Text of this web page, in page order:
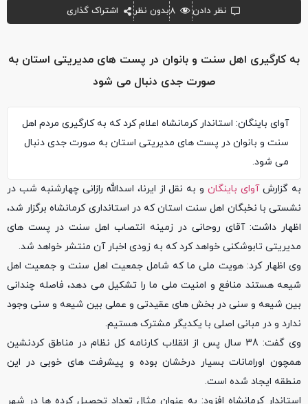
به کارگیری اهل سنت و بانوان در پست های مدیریتی استان به
صورت جدی دنبال می شود
آوای باینگان: استاندار کرمانشاه اعلام کرد که به کارگیری مردم اهل
سنت و بانوان در پست های مدیریتی استان به صورت جدی دنبال
می شود.
نظر دادن ۸بدون نظر اشتراک گذاری
به گزارشآوای باینگانو به نقل از ایرنا، اسدالله رازانی چهارشنبه شب در
نشستی با نخبگان اهل سنت استان که در استانداری کرمانشاه برگزار شد،
اظهار داشت: آقای روحانی در زمینه انتصاب اهل سنت در پست های
مدیریتی تابوشکنی خواهد کرد که به زودی اخبار آن منتشر خواهد شد.
وی اظهار کرد: هویت ملی ما که شامل جمعیت اهل سنت و جمعیت اهل
شیعه هستند منافع و امنیت ملی ما را تشکیل می دهد، فاصله چندانی
بین شیعه و سنی در بخش های عقیدتی و عملی بین شیعه و سنی وجود
ندارد و در مبانی اصلی با یکدیگر مشترک هستیم.
وی گفت: 38 سال پس از انقلاب کارنامه کل نظام در مناطق کردنشین
همچون اورامانات بسیار درخشان بوده و پیشرفت های خوبی در این
منطقه ایجاد شده است.
استاندار کرمانشاه افزود: به عنوان مثال تعداد تحصیل کرده ها در شهر